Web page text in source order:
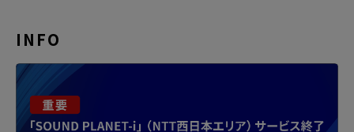
INFO